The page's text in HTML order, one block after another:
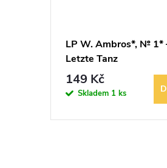
LP W. Ambros*, № 1*
Letzte Tanz
149 Kč
Skladem 1 ks